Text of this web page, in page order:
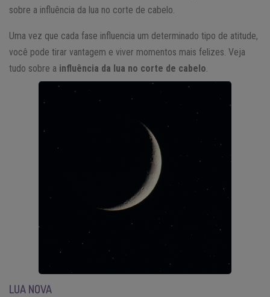
sobre a influência da lua no corte de cabelo.
Uma vez que cada fase influencia um determinado tipo de atitude,
você pode tirar vantagem e viver momentos mais felizes. Veja
tudo sobre a influência da lua no corte de cabelo
LUA NOVA